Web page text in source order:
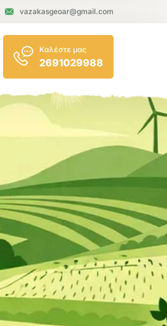
vazakasgeoar@gmail.com
Καλέστε μας
2691029988